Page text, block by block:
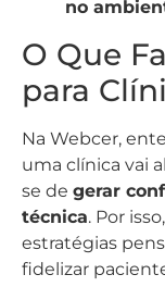
no
O Que
para
Na Webcer,
uma clínica vai
se de gerar
técnica. Por
estratégias
fidelizar